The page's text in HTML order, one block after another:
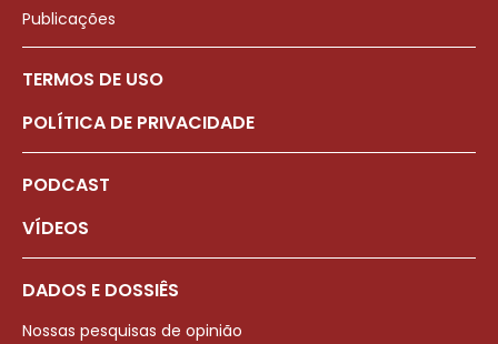
Publicações
TERMOS DE USO
POLÍTICA DE PRIVACIDADE
PODCAST
VÍDEOS
DADOS E DOSSIÊS
Nossas pesquisas de opinião